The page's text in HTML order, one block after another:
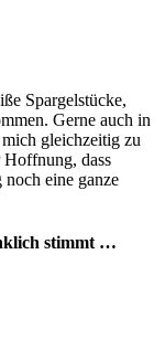
Spargelstücke,
Gerne auch in
gleichzeitig zu
dass
eine ganze
stimmt …